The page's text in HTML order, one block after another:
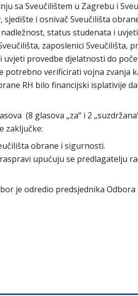
sa Sveučilištem u Zagrebu i
sjedište i osnivač Sveučilišta
status studenata i
zaposlenici Sveučilišta,
provedbe djelatnosti do
potrebno verificirati vojna zvanja
RH bilo financijski isplativije
(8 glasova „za“ i 2
zaključke:
obrane i sigurnosti.
upućuju se predlagatelju
je odredio predsjednika